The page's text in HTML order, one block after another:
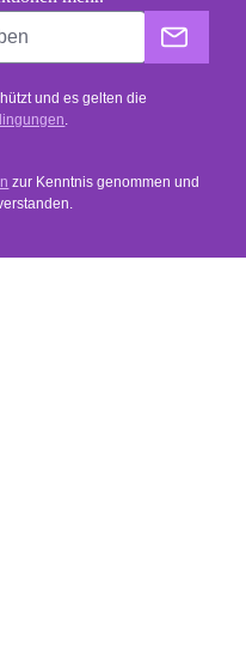
Der
und es gelten die
.
zur Kenntnis genommen und